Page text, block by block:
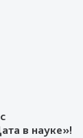
в науке»!